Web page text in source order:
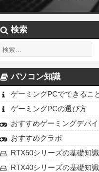
検索
パソコン知識
ゲーミングPCでできるこ
ゲーミングPCの選び方
おすすめゲーミングデバイ
おすすめグラボ
RTX50シリーズの基礎知識
RTX40シリーズの基礎知識